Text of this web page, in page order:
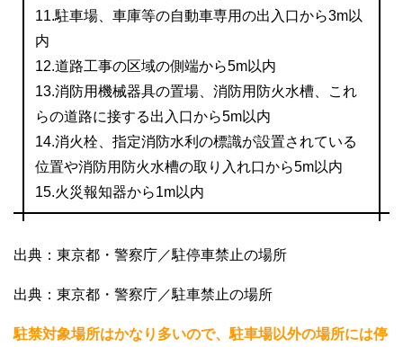
11.駐車場、車庫等の自動車専用の出入口から3m以
内
12.道路工事の区域の側端から5m以内
13.消防用機械器具の置場、消防用防火水槽、これ
らの道路に接する出入口から5m以内
14.消火栓、指定消防水利の標識が設置されている
位置や消防用防火水槽の取り入れ口から5m以内
15.火災報知器から1m以内
出典：東京都・警察庁／駐停車禁止の場所
出典：東京都・警察庁／駐車禁止の場所
駐禁対象場所はかなり多いので、駐車場以外の場所には停